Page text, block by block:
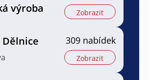
výroba
Zobrazit
309 nabídek
Zobrazit